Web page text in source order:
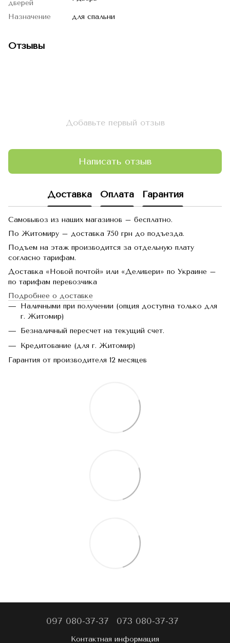
дверей
Назначение для спальни
Отзывы
Добавьте первый отзыв
Написать отзыв
Доставка Оплата Гарантия
Самовывоз из наших магазинов – бесплатно.
По Житомиру – доставка 750 грн до подъезда.
Подъем на этаж производится за отдельную плату
согласно тарифам.
Доставка «Новой почтой» или «Деливери» по Украине –
по тарифам перевозчика
Подробнее о доставке
Наличными при получении (опция доступна только для
г. Житомир)
Безналичный пересчет на текущий счет.
Кредитование (для г. Житомир)
Гарантия от производителя 12 месяцев
097 080-37-37 073 080-37-37
Контактная информация